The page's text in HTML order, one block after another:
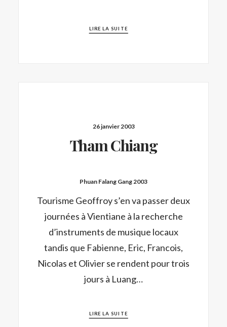
LIRE LA SUITE
26 janvier 2003
Tham Chiang
Phuan Falang Gang 2003
Tourisme Geoffroy s’en va passer deux
journées à Vientiane à la recherche
d’instruments de musique locaux
tandis que Fabienne, Eric, Francois,
Nicolas et Olivier se rendent pour trois
jours à Luang…
LIRE LA SUITE